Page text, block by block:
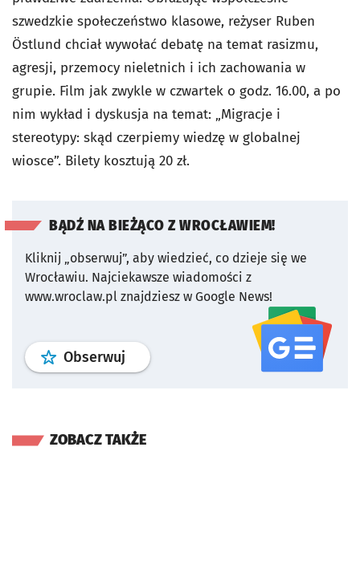
szwedzkie społeczeństwo klasowe, reżyser Ruben
Östlund chciał wywołać debatę na temat rasizmu,
agresji, przemocy nieletnich i ich zachowania w
grupie. Film jak zwykle w czwartek o godz. 16.00, a po
nim wykład i dyskusja na temat: „Migracje i
stereotypy: skąd czerpiemy wiedzę w globalnej
wiosce”. Bilety kosztują 20 zł.
BĄDŹ NA BIEŻĄCO Z WROCŁAWIEM!
Kliknij „obserwuj”, aby wiedzieć, co dzieje się we
Wrocławiu. Najciekawsze wiadomości z
www.wroclaw.pl znajdziesz w Google News!
Obserwuj profil serwisu
ZOBACZ TAKŻE